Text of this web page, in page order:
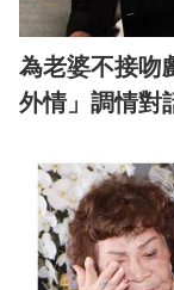
為老婆不接吻
外情」調情對